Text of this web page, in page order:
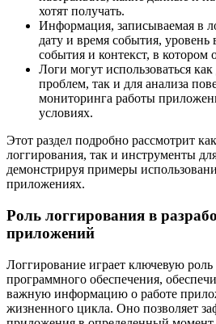
хотят получать.
Информация, записываемая в
дату и время события,
события и контекст, в котором
Логи могут использоваться
проблем, так и для анализа
мониторинга работы
условиях.
Этот раздел подробно рассмотрит
логгирования, так и инструменты
демонстрируя примеры
приложениях.
Роль логгирования в
приложений
Логгирование играет ключевую роль
программного обеспечения,
важную информацию о работе
жизненного цикла. Оно позволяет